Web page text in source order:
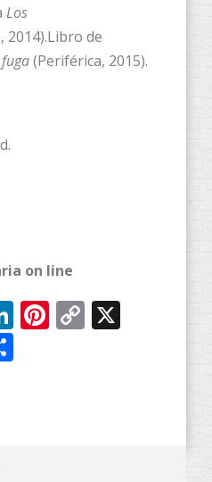
Los
2014).Libro de
(Periférica, 2015).
on line
LinkedIn
Pinterest
Copy